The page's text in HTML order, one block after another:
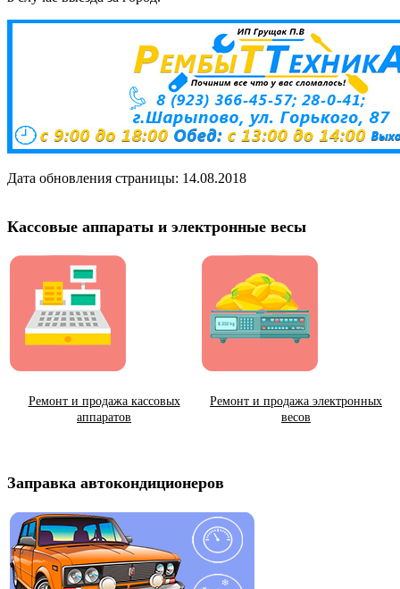
Дата обновления страницы: 14.08.2018
Кассовые аппараты и электронные весы
Ремонт и продажа кассовых
аппаратов
Ремонт и продажа электронных
весов
Заправка автокондиционеров